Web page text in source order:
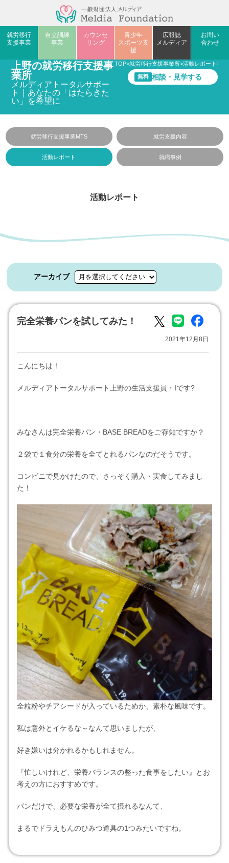
就労移行
支援事業
自立訓練
事業
カウンセ
リング
青少年
スポーツ支
援
広報誌
メルディア
お問い
合わせ
上野の就労移行支援事
業所
メルディアトータルサポー
ト｜あなたの「はたらきた
い」を希望に
TOP>就労移行支援事業所>活動レポート>
無料 相談・見学する
就労移行支援事業MTS 就労支援内容
活動レポート 就職事例
活動レポート
アーカイブ
完全栄養パンを試してみた！
2021年12月8日
こんにちは！
メルディアトータルサポート上野の生活支援員・Iです?
みなさんは完全栄養パン・BASE BREADをご存知ですか？
２袋で１食分の栄養を全てとれるパンなのだそうです。
コンビニで見かけたので、さっそく購入・実食してみまし
た！
全粒粉やチアシードが入っているためか、素朴な風味です。
私は意外とイケるな～なんて思いましたが、
好き嫌いは分かれるかもしれません。
『忙しいけれど、栄養バランスの整った食事をしたい』とお
考えの方におすすめです。
パンだけで、必要な栄養が全て摂れるなんて、
まるでドラえもんのひみつ道具の1つみたいですね。